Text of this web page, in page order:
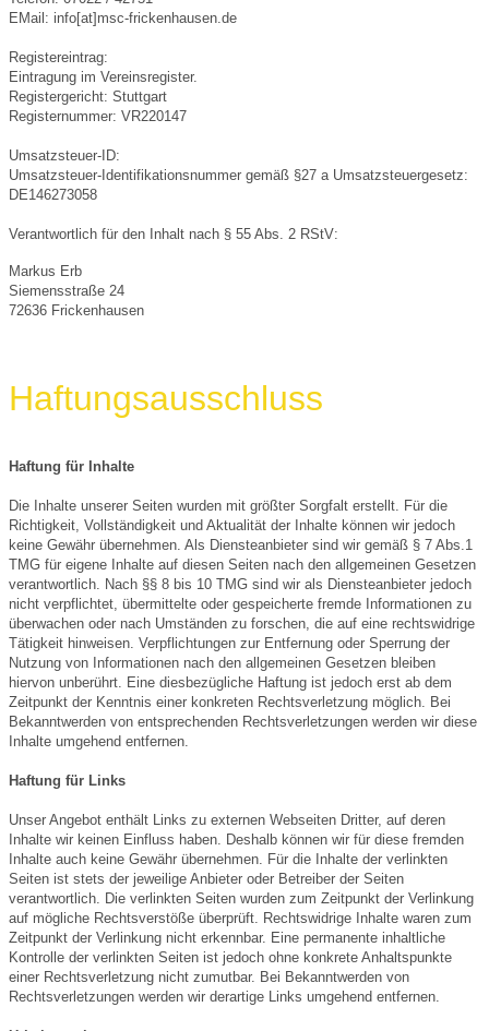
EMail: info[at]msc-frickenhausen.de
Registereintrag:
Eintragung im Vereinsregister.
Registergericht: Stuttgart
Registernummer: VR220147
Umsatzsteuer-ID:
Umsatzsteuer-Identifikationsnummer gemäß §27 a Umsatzsteuergesetz:
DE146273058
Verantwortlich für den Inhalt nach § 55 Abs. 2 RStV:
Markus Erb
Siemensstraße 24
72636 Frickenhausen
Haftungsausschluss
Haftung für Inhalte
Die Inhalte unserer Seiten wurden mit größter Sorgfalt erstellt. Für die
Richtigkeit, Vollständigkeit und Aktualität der Inhalte können wir jedoch
keine Gewähr übernehmen. Als Diensteanbieter sind wir gemäß § 7 Abs.1
TMG für eigene Inhalte auf diesen Seiten nach den allgemeinen Gesetzen
verantwortlich. Nach §§ 8 bis 10 TMG sind wir als Diensteanbieter jedoch
nicht verpflichtet, übermittelte oder gespeicherte fremde Informationen zu
überwachen oder nach Umständen zu forschen, die auf eine rechtswidrige
Tätigkeit hinweisen. Verpflichtungen zur Entfernung oder Sperrung der
Nutzung von Informationen nach den allgemeinen Gesetzen bleiben
hiervon unberührt. Eine diesbezügliche Haftung ist jedoch erst ab dem
Zeitpunkt der Kenntnis einer konkreten Rechtsverletzung möglich. Bei
Bekanntwerden von entsprechenden Rechtsverletzungen werden wir diese
Inhalte umgehend entfernen.
Haftung für Links
Unser Angebot enthält Links zu externen Webseiten Dritter, auf deren
Inhalte wir keinen Einfluss haben. Deshalb können wir für diese fremden
Inhalte auch keine Gewähr übernehmen. Für die Inhalte der verlinkten
Seiten ist stets der jeweilige Anbieter oder Betreiber der Seiten
verantwortlich. Die verlinkten Seiten wurden zum Zeitpunkt der Verlinkung
auf mögliche Rechtsverstöße überprüft. Rechtswidrige Inhalte waren zum
Zeitpunkt der Verlinkung nicht erkennbar. Eine permanente inhaltliche
Kontrolle der verlinkten Seiten ist jedoch ohne konkrete Anhaltspunkte
einer Rechtsverletzung nicht zumutbar. Bei Bekanntwerden von
Rechtsverletzungen werden wir derartige Links umgehend entfernen.